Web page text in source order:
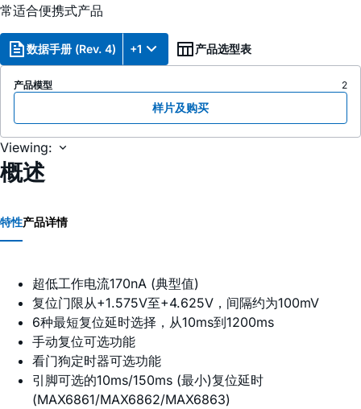
常适合便携式产品
数据手册 (Rev. 4) +1 产品选型表
产品模型 2
样片及购买
Viewing:
概述
特性产品详情
超低工作电流170nA (典型值)
复位门限从+1.575V至+4.625V，间隔约为100mV
6种最短复位延时选择，从10ms到1200ms
手动复位可选功能
看门狗定时器可选功能
引脚可选的10ms/150ms (最小)复位延时
(MAX6861/MAX6862/MAX6863)